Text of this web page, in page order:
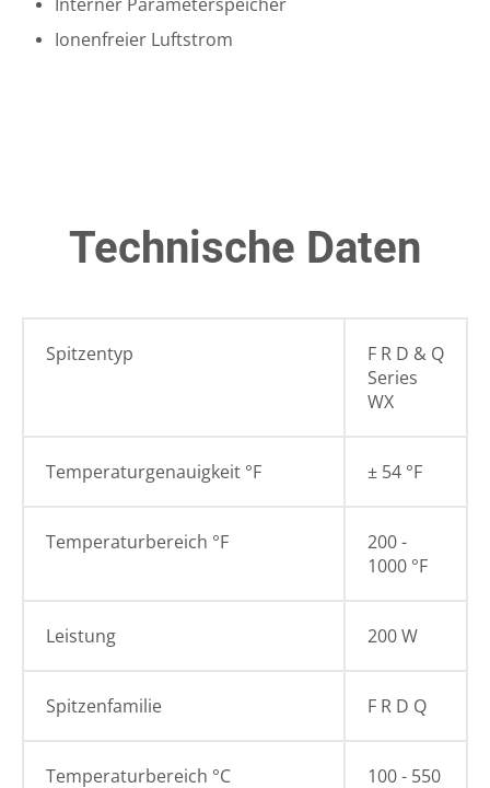
Interner Parameterspeicher
Ionenfreier Luftstrom
Technische Daten
Spitzentyp
F R D & Q
Series
WX
Temperaturgenauigkeit °F ± 54 °F
Temperaturbereich °F
200 -
1000 °F
Leistung 200 W
Spitzenfamilie F R D Q
Temperaturbereich °C 100 - 550